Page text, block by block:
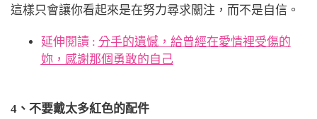
這樣只會讓你看起來是在努力尋求關注，而不是自信。
延伸閱讀 : 分手的遺憾，給曾經在愛情裡受傷的
妳，感謝那個勇敢的自己
4、不要戴太多紅色的配件